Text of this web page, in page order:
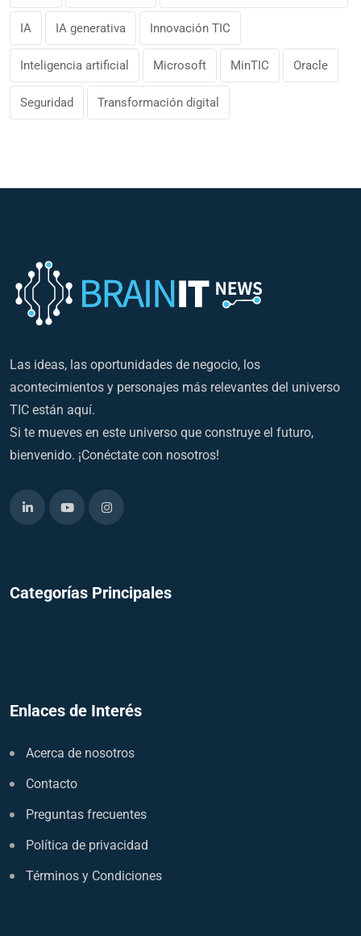
IA IA generativa Innovación TIC
Inteligencia artificial Microsoft MinTIC Oracle
Seguridad Transformación digital
Las ideas, las oportunidades de negocio, los
acontecimientos y personajes más relevantes del universo
TIC están aquí.
Si te mueves en este universo que construye el futuro,
bienvenido. ¡Conéctate con nosotros!
Categorías Principales
Enlaces de Interés
Acerca de nosotros
Contacto
Preguntas frecuentes
Política de privacidad
Términos y Condiciones